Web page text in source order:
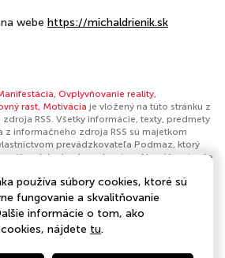
webe ⁠⁠⁠⁠⁠https://michaldrienik.sk
Ovplyvňovanie reality,
rast, Motivácia je vložený na túto stránku z
RSS. Všetky informácie, texty, predmety
z informačného zdroja RSS sú majetkom
prevádzkovateľa Podmaz, ktorý
za ich obsah podcastov. Ak máš za to, že
podcast a chceš získať kontrolu nad týmto
Manifestor
používa súbory cookies, ktoré sú
fungovanie a skvalitňovanie
informácie o tom, ako
nájdete tu.